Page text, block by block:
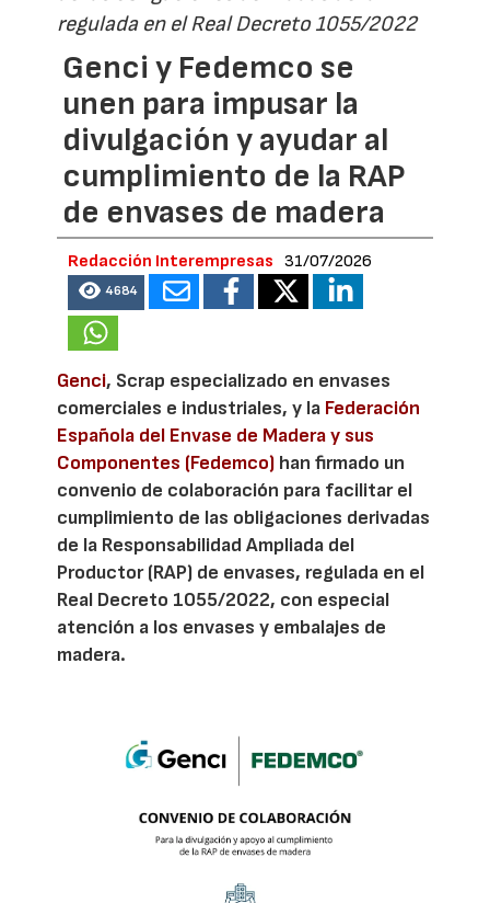
regulada en el Real Decreto 1055/2022
Genci y Fedemco se
unen para impusar la
divulgación y ayudar al
cumplimiento de la RAP
de envases de madera
Redacción Interempresas 31/07/2026
4684
Genci, Scrap especializado en envases
comerciales e industriales, y la Federación
Española del Envase de Madera y sus
Componentes (Fedemco) han firmado un
convenio de colaboración para facilitar el
cumplimiento de las obligaciones derivadas
de la Responsabilidad Ampliada del
Productor (RAP) de envases, regulada en el
Real Decreto 1055/2022, con especial
atención a los envases y embalajes de
madera.